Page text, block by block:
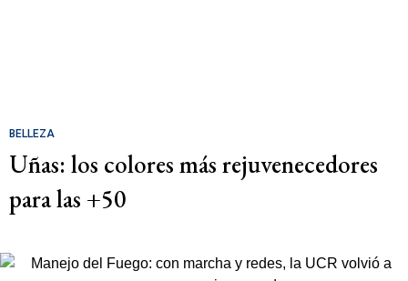
BELLEZA
Uñas: los colores más rejuvenecedores
para las +50